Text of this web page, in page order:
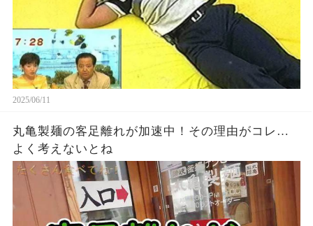
2025/06/11
丸亀製麺の客足離れが加速中！その理由がコレ…
よく考えないとね